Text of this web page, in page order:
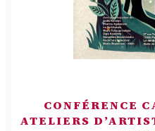
CONFÉRENCE
ATELIERS